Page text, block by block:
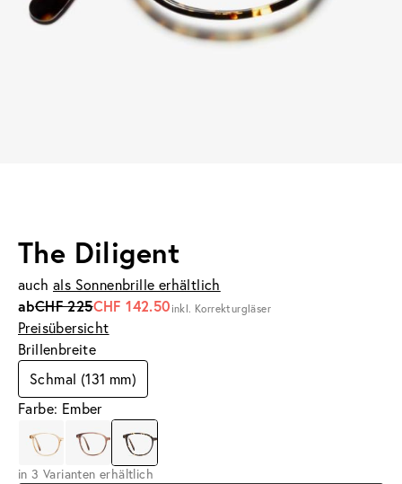
The Diligent
auch als Sonnenbrille erhältlich
abCHF 225CHF 142.50 inkl. Korrekturgläser
Preisübersicht
Brillenbreite
Schmal (131 mm)
Farbe: Ember
in 3 Varianten erhältlich